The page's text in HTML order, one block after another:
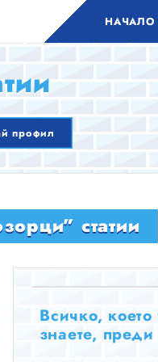
НАЧАЛО
профил
статии
Всичко,
знаете,